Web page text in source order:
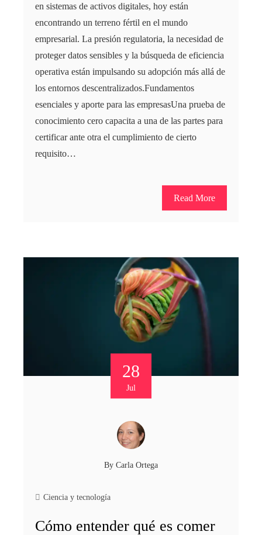
en sistemas de activos digitales, hoy están
encontrando un terreno fértil en el mundo
empresarial. La presión regulatoria, la necesidad de
proteger datos sensibles y la búsqueda de eficiencia
operativa están impulsando su adopción más allá de
los entornos descentralizados.Fundamentos
esenciales y aporte para las empresasUna prueba de
conocimiento cero capacita a una de las partes para
certificar ante otra el cumplimiento de cierto
requisito…
Read More
28
Jul
By Carla Ortega
Ciencia y tecnología
Cómo entender qué es comer